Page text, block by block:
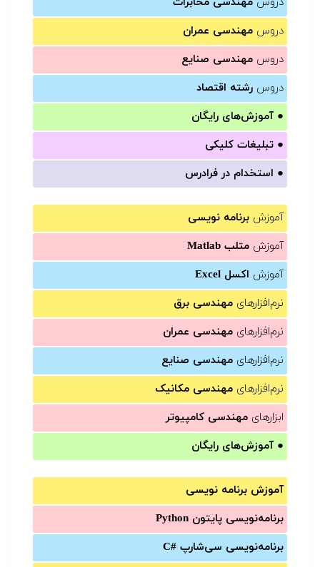
دروس مهندسی عمران
دروس مهندسی صنایع
دروس رشته اقتصاد
● آموزش‌های رایگان
● تبلیغات کلیکی
● استخدام در فرادرس
آموزش برنامه نویسی
آموزش متلب Matlab
آموزش اکسل Excel
نرم‌افزارهای مهندسی برق
نرم‌افزارهای مهندسی عمران
نرم‌افزارهای مهندسی صنایع
نرم‌افزارهای مهندسی مکانیک
ابزارهای مهندسی کامپیوتر
● آموزش‌های رایگان
آموزش برنامه نویسی
برنامه‌نویسی پایتون Python
برنامه‌‌نویسی سی‌شارپ C#‎